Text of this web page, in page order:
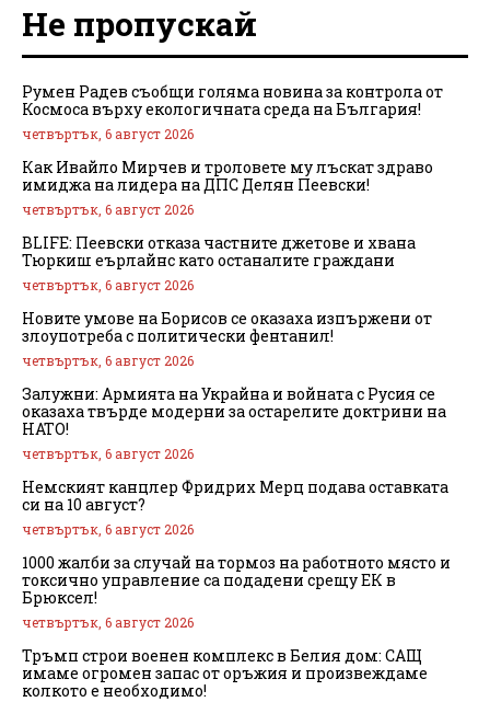
Не пропускай
Румен Радев съобщи голяма новина за контрола от
Космоса върху екологичната среда на България!
четвъртък, 6 август 2026
Как Ивайло Мирчев и троловете му лъскат здраво
имиджа на лидера на ДПС Делян Пеевски!
четвъртък, 6 август 2026
BLIFE: Пеевски отказа частните джетове и хвана
Тюркиш еърлайнс като останалите граждани
четвъртък, 6 август 2026
Новите умове на Борисов се оказаха изпържени от
злоупотреба с политически фентанил!
четвъртък, 6 август 2026
Залужни: Армията на Украйна и войната с Русия се
оказаха твърде модерни за остарелите доктрини на
НАТО!
четвъртък, 6 август 2026
Немският канцлер Фридрих Мерц подава оставката
си на 10 август?
четвъртък, 6 август 2026
1000 жалби за случай на тормоз на работното място и
токсично управление са подадени срещу ЕК в
Брюксел!
четвъртък, 6 август 2026
Тръмп строи военен комплекс в Белия дом: САЩ
имаме огромен запас от оръжия и произвеждаме
колкото е необходимо!